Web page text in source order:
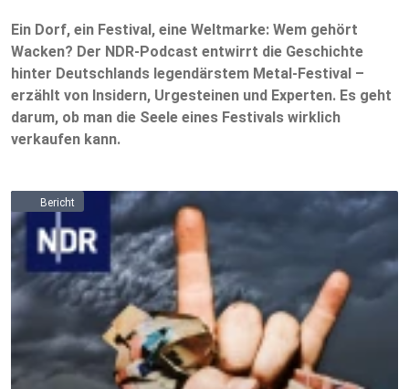
Ein Dorf, ein Festival, eine Weltmarke: Wem gehört
Wacken? Der NDR-Podcast entwirrt die Geschichte
hinter Deutschlands legendärstem Metal-Festival –
erzählt von Insidern, Urgesteinen und Experten. Es geht
darum, ob man die Seele eines Festivals wirklich
verkaufen kann.
Bericht